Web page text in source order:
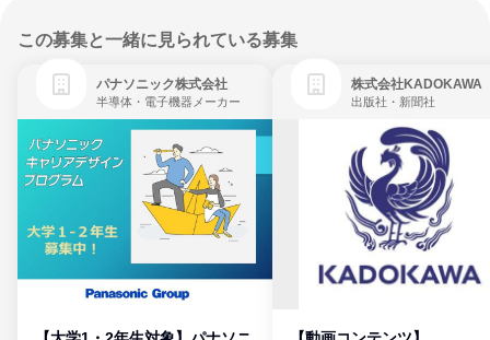
この募集と一緒に見られている募集
パナソニック株式会社
半導体・電子機器メーカー
株式会社KADOKAWA
出版社・新聞社